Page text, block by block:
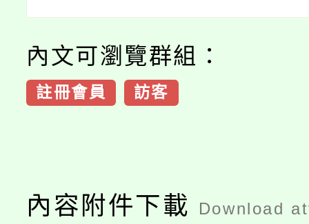
內文可瀏覽群組：
註冊會員 訪客
內容附件下載 Download